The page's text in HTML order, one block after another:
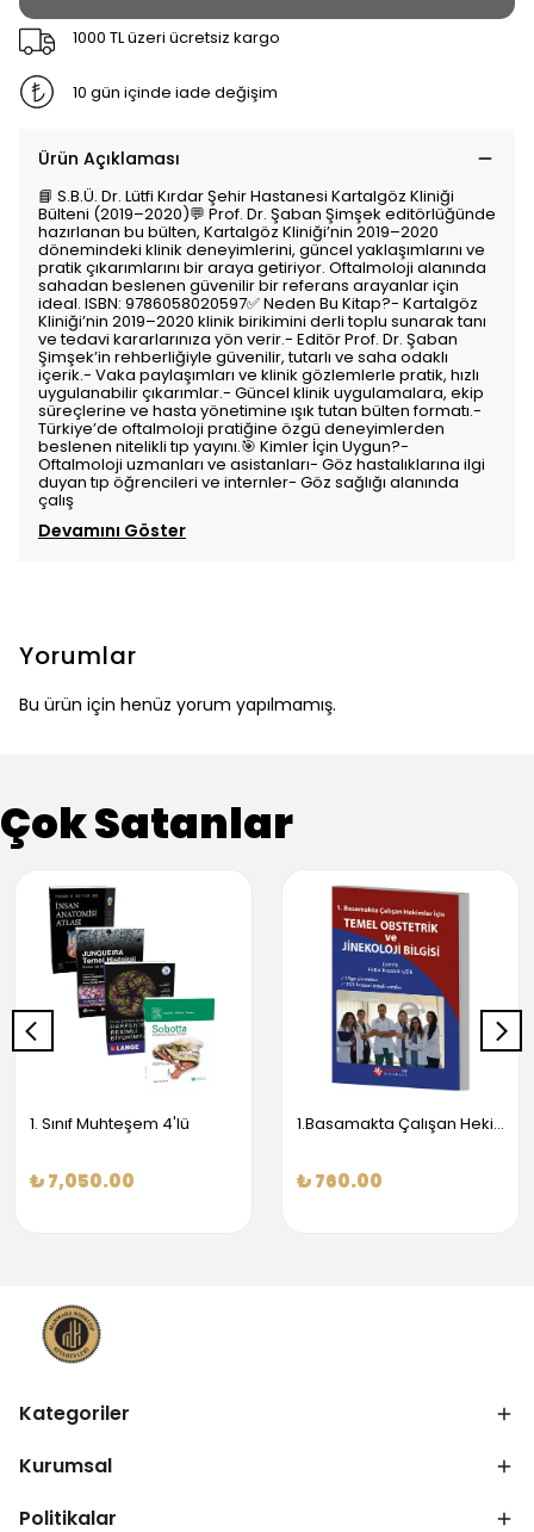
1000 TL üzeri ücretsiz kargo
10 gün içinde iade değişim
Ürün Açıklaması
📘 S.B.Ü. Dr. Lütfi Kırdar Şehir Hastanesi Kartalgöz Kliniği
Bülteni (2019–2020)💬 Prof. Dr. Şaban Şimşek editörlüğünde
hazırlanan bu bülten, Kartalgöz Kliniği’nin 2019–2020
dönemindeki klinik deneyimlerini, güncel yaklaşımlarını ve
pratik çıkarımlarını bir araya getiriyor. Oftalmoloji alanında
sahadan beslenen güvenilir bir referans arayanlar için
ideal. ISBN: 9786058020597✅ Neden Bu Kitap?- Kartalgöz
Kliniği’nin 2019–2020 klinik birikimini derli toplu sunarak tanı
ve tedavi kararlarınıza yön verir.- Editör Prof. Dr. Şaban
Şimşek’in rehberliğiyle güvenilir, tutarlı ve saha odaklı
içerik.- Vaka paylaşımları ve klinik gözlemlerle pratik, hızlı
uygulanabilir çıkarımlar.- Güncel klinik uygulamalara, ekip
süreçlerine ve hasta yönetimine ışık tutan bülten formatı.-
Türkiye’de oftalmoloji pratiğine özgü deneyimlerden
beslenen nitelikli tıp yayını.🎯 Kimler İçin Uygun?-
Oftalmoloji uzmanları ve asistanları- Göz hastalıklarına ilgi
duyan tıp öğrencileri ve internler- Göz sağlığı alanında
çalış
Devamını Göster
Yorumlar
Bu ürün için henüz yorum yapılmamış.
Çok Satanlar
1. Sınıf Muhteşem 4'lü
₺ 7,050.00
1.Basamakta Çalışan Hekimler İçin Temel Obstetrik Ve Jinekoloji Bilgisi
₺ 760.00
Kategoriler
Kurumsal
Politikalar